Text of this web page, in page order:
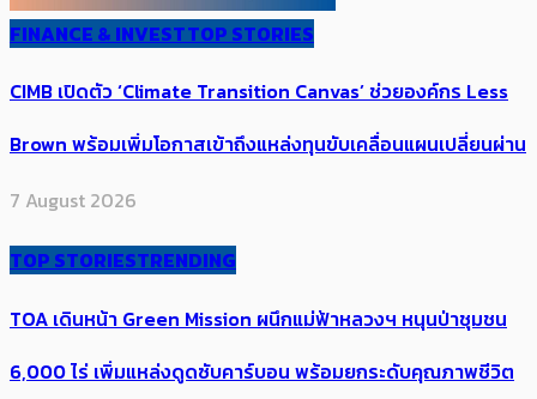
FINANCE & INVESTTOP STORIES
CIMB เปิดตัว ‘Climate Transition Canvas’ ช่วย​องค์กร​ Less
Brown พร้อมเพิ่มโอกาสเข้าถึงแหล่งทุนขับเคลื่อนแผนเปลี่ยนผ่าน
7 August 2026
TOP STORIESTRENDING
TOA เดินหน้า Green Mission ผนึกแม่ฟ้าหลวงฯ หนุนป่าชุมชน
6,000 ไร่ เพิ่ม​แหล่งดูดซับคาร์บอน พร้อมยกระดับคุณภาพชีวิต